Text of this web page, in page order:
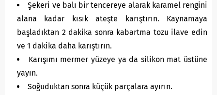
Şekeri ve balı bir tencereye alarak karamel rengini
alana kadar kısık ateşte karıştırın. Kaynamaya
başladıktan 2 dakika sonra kabartma tozu ilave edin
ve 1 dakika daha karıştırın.
Karışımı mermer yüzeye ya da silikon mat üstüne
yayın.
Soğuduktan sonra küçük parçalara ayırın.